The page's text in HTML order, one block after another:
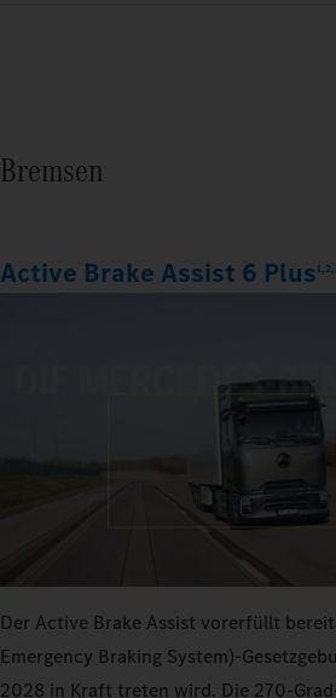
Bremsen
Active Brake Assist 6 Plus
Der Active Brake Assist vorerfüllt
Emergency Braking System)-
2028 in Kraft treten wird. Die